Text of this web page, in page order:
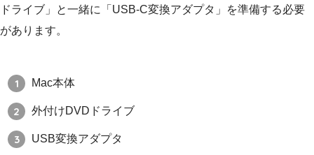
ドライブ」と一緒に「USB-C変換アダプタ」を準備する必要
があります。
Mac本体
外付けDVDドライブ
USB変換アダプタ